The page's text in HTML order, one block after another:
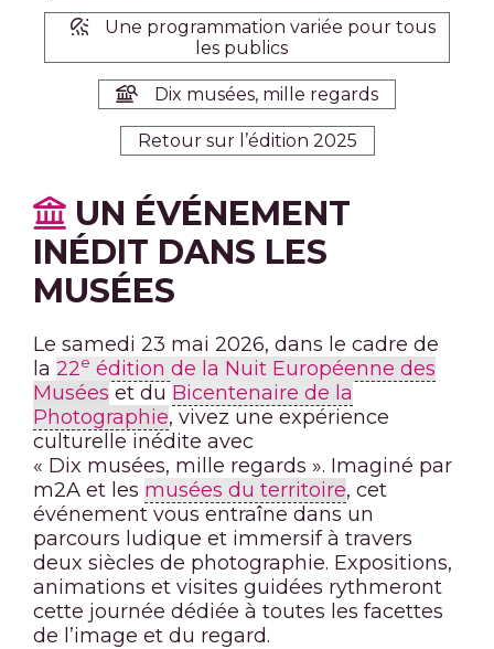
Une programmation variée pour tous
les publics
Dix musées, mille regards
Retour sur l’édition 2025
UN ÉVÉNEMENT
INÉDIT DANS LES
MUSÉES
Le samedi 23 mai 2026, dans le cadre de
la 22e édition de la Nuit Européenne des
Musées et du Bicentenaire de la
Photographie, vivez une expérience
culturelle inédite avec
« Dix musées, mille regards ». Imaginé par
m2A et les musées du territoire, cet
événement vous entraîne dans un
parcours ludique et immersif à travers
deux siècles de photographie. Expositions,
animations et visites guidées rythmeront
cette journée dédiée à toutes les facettes
de l’image et du regard.